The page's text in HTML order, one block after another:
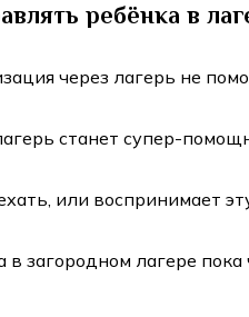
ребёнка в
через лагерь не
станет супер-
или воспринимает
загородном лагере